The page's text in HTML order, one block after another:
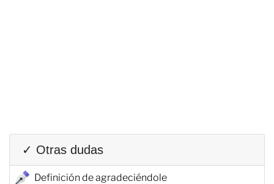
✓ Otras dudas
Definición de agradeciéndole